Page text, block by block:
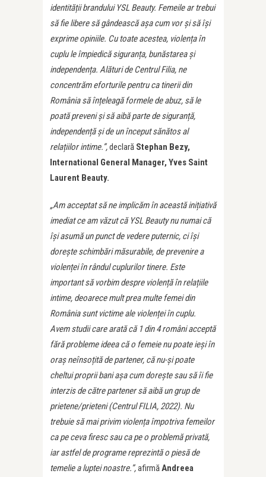
identității brandului YSL Beauty. Femeile ar trebui
să fie libere să gândească așa cum vor și să își
exprime opiniile. Cu toate acestea, violența în
cuplu le împiedică siguranța, bunăstarea și
independența. Alături de Centrul Filia, ne
concentrăm eforturile pentru ca tinerii din
România să înțeleagă formele de abuz, să le
poată preveni și să aibă parte de siguranță,
independență și de un început sănătos al
relațiilor intime.”,declară Stephan Bezy,
International General Manager, Yves Saint
Laurent Beauty.
„Am acceptat să ne implicăm în această inițiativă
imediat ce am văzut că YSL Beauty nu numai că
își asumă un punct de vedere puternic, ci își
dorește schimbări măsurabile, de prevenire a
violenței în rândul cuplurilor tinere. Este
important să vorbim despre violență în relațiile
intime, deoarece mult prea multe femei din
România sunt victime ale violenței în cuplu.
Avem studii care arată că 1 din 4 români acceptă
fără probleme ideea că o femeie nu poate ieși în
oraș neînsoțită de partener, că nu-și poate
cheltui proprii bani așa cum dorește sau să îi fie
interzis de către partener să aibă un grup de
prietene/prieteni (Centrul FILIA, 2022). Nu
trebuie să mai privim violența împotriva femeilor
ca pe ceva firesc sau ca pe o problemă privată,
iar astfel de programe reprezintă o piesă de
temelie a luptei noastre.”,afirmăAndreea